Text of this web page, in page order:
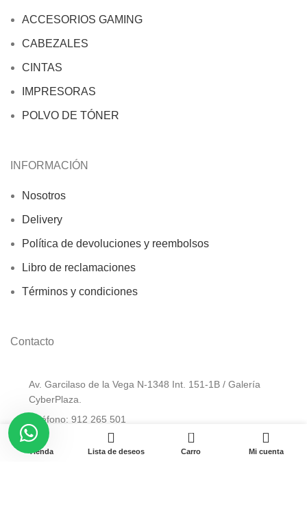
ACCESORIOS GAMING
CABEZALES
CINTAS
IMPRESORAS
POLVO DE TÓNER
INFORMACIÓN
Nosotros
Delivery
Política de devoluciones y reembolsos
Libro de reclamaciones
Términos y condiciones
Contacto
Av. Garcilaso de la Vega N-1348 Int. 151-1B / Galería
CyberPlaza.
Teléfono: 912 265 501
Email: ventas@pamas.com.pe
Tienda Lista de deseos
0
Carro Mi cuenta